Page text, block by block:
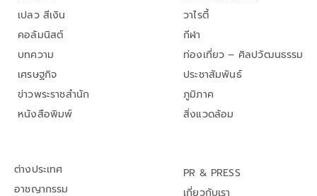
เปลว สีเงิน
คอลัมนิสต์
บทความ
เศรษฐกิจ
ข่าวพระราชสำนัก
หนังสือพิมพ์
วาไรตี้
กีฬา
ท่องเที่ยว – ศิลปวัฒนธรรม
ประชาสัมพันธ์
ภูมิภาค
สิ่งแวดล้อม
ต่างประเทศ
อาชญากรรม
PR & PRESS
เกี่ยวกับเรา